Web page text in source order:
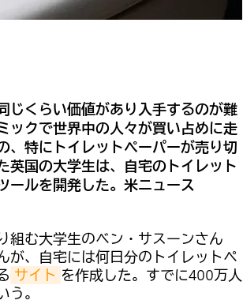
じくらい価値があり入手するのが難
ックで世界中の人々が買い占めに走
、特にトイレットペーパーが売り切
英国の大学生は、自宅のトイレット
ールを開発した。米ニュース
組む大学生のベン・サスーンさん
が、自宅には何日分のトイレットペ
サイト を作成した。すでに400万人
。